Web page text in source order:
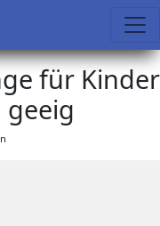
für Kinder
geeig